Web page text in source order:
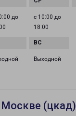
до
с 10:00 до
18:00
Выходной
(цкад)